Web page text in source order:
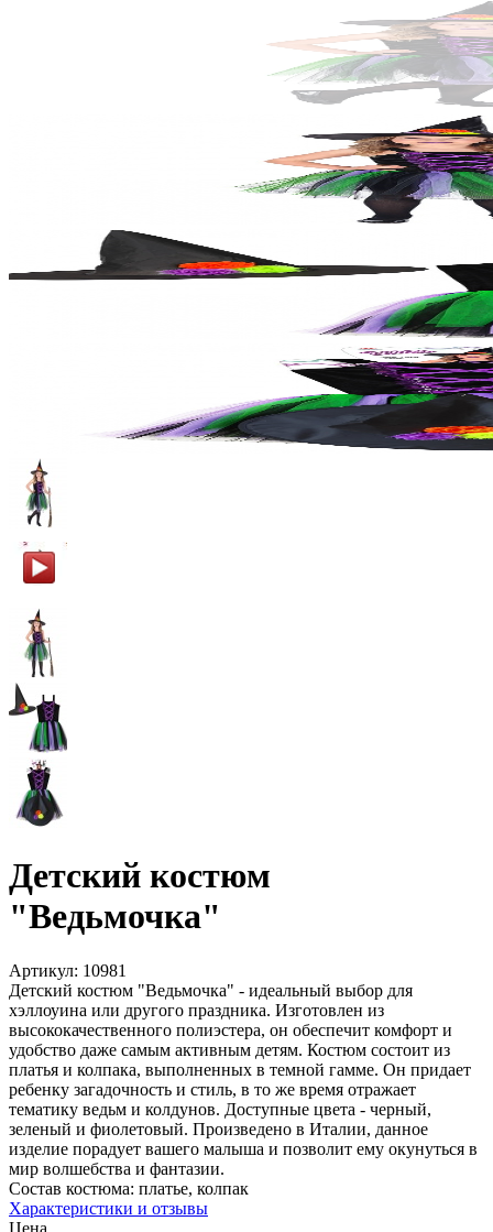
Детский костюм
"Ведьмочка"
Артикул: 10981
Детский костюм "Ведьмочка" - идеальный выбор для
хэллоуина или другого праздника. Изготовлен из
высококачественного полиэстера, он обеспечит комфорт и
удобство даже самым активным детям. Костюм состоит из
платья и колпака, выполненных в темной гамме. Он придает
ребенку загадочность и стиль, в то же время отражает
тематику ведьм и колдунов. Доступные цвета - черный,
зеленый и фиолетовый. Произведено в Италии, данное
изделие порадует вашего малыша и позволит ему окунуться в
мир волшебства и фантазии.
Состав костюма: платье, колпак
Характеристики и отзывы
Цена